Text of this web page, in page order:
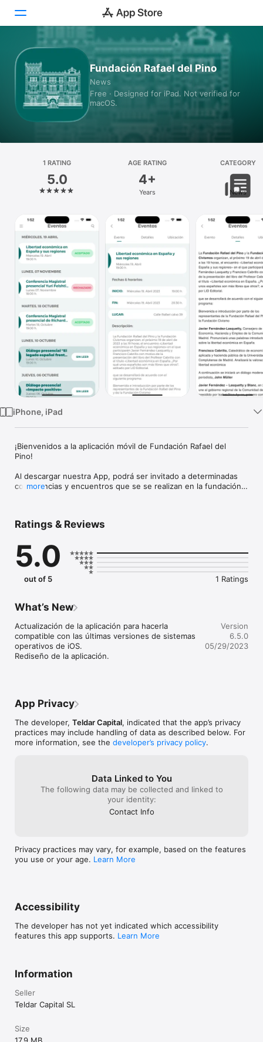
Games
Apps
Platform
iPhone
Vision
Watch
TV
Fundación Rafael del Pino
News
Free · Designed for iPad. Not verified for
macOS.
1 RATING
5.0
AGE RATING
4+
Years
CATEGORY
News
iPhone, iPad
¡Bienvenidos a la aplicación móvil de Fundación Rafael del
Pino!
Al descargar nuestra App, podrá ser invitado a determinadas
conferencias y encuentros que se se realizan en la fundación
formación y le comunicaremos determinados contenidos
Esperamos que la disfrute.
more
Ratings & Reviews
5.0
out of 5 1 Ratings
What’s New
Actualización de la aplicación para hacerla
compatible con las últimas versiones de sistemas
operativos de iOS.
Rediseño de la aplicación.
Version
6.5.0
05/29/2023
App Privacy
The developer, Teldar Capital, indicated that the app’s privacy
practices may include handling of data as described below. For
more information, see the developer’s privacy policy.
Data Linked to You
The following data may be collected and linked to
your identity:
Contact Info
Privacy practices may vary, for example, based on the features
you use or your age. Learn More
Accessibility
The developer has not yet indicated which accessibility
features this app supports. Learn More
Information
Seller
Teldar Capital SL
Size